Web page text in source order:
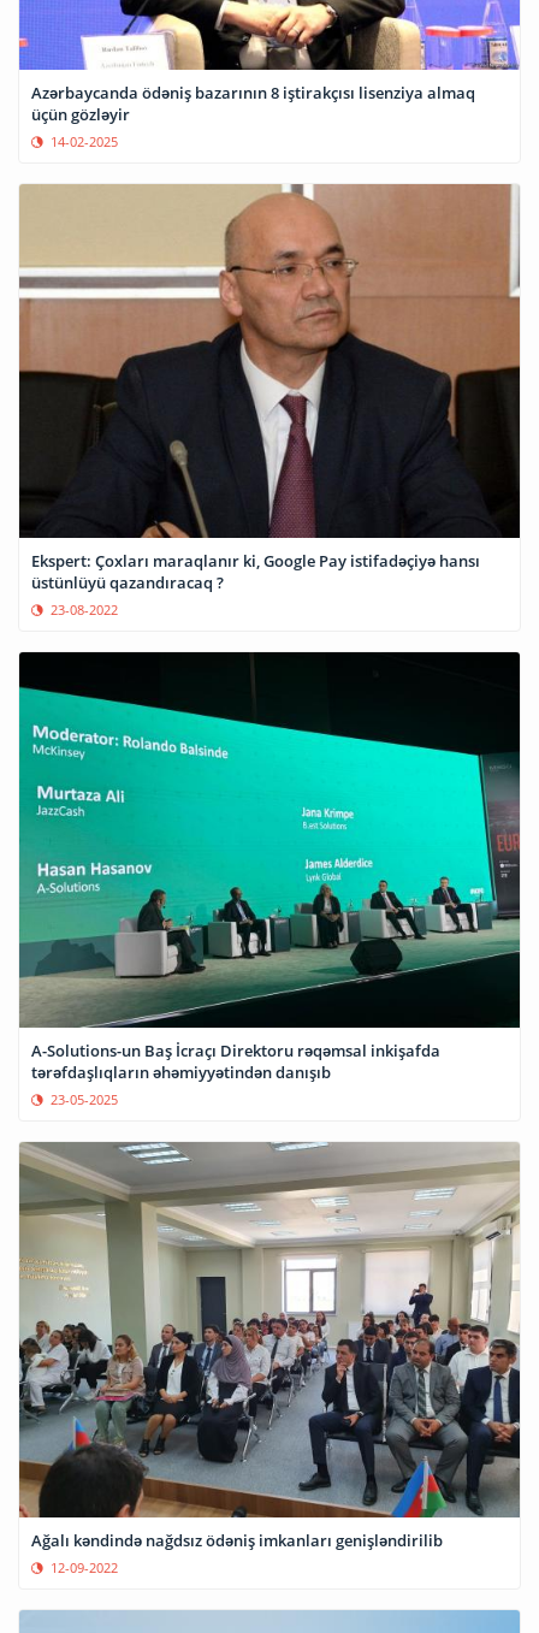
Azərbaycanda ödəniş bazarının 8 iştirakçısı lisenziya almaq
üçün gözləyir
14-02-2025
Ekspert: Çoxları maraqlanır ki, Google Pay istifadəçiyə hansı
üstünlüyü qazandıracaq ?
23-08-2022
A-Solutions-un Baş İcraçı Direktoru rəqəmsal inkişafda
tərəfdaşlıqların əhəmiyyətindən danışıb
23-05-2025
Ağalı kəndində nağdsız ödəniş imkanları genişləndirilib
12-09-2022